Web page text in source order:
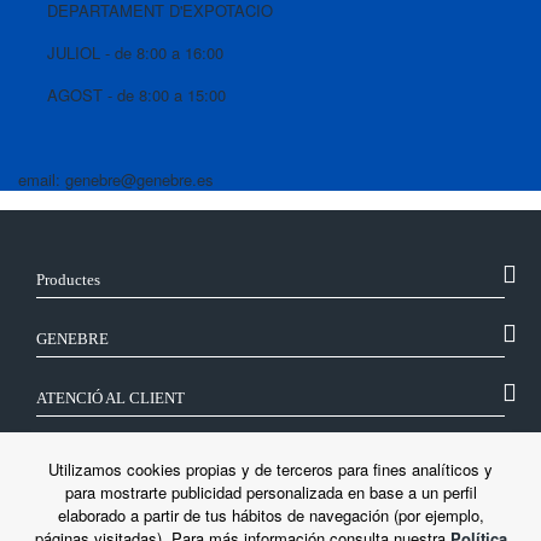
DEPARTAMENT D'EXPOTACIO
JULIOL - de 8:00 a 16:00
AGOST - de 8:00 a 15:00
email: genebre@genebre.es
Productes
GENEBRE
ATENCIÓ AL CLIENT
LEGAL
Utilizamos cookies propias y de terceros para fines analíticos y
para mostrarte publicidad personalizada en base a un perfil
elaborado a partir de tus hábitos de navegación (por ejemplo,